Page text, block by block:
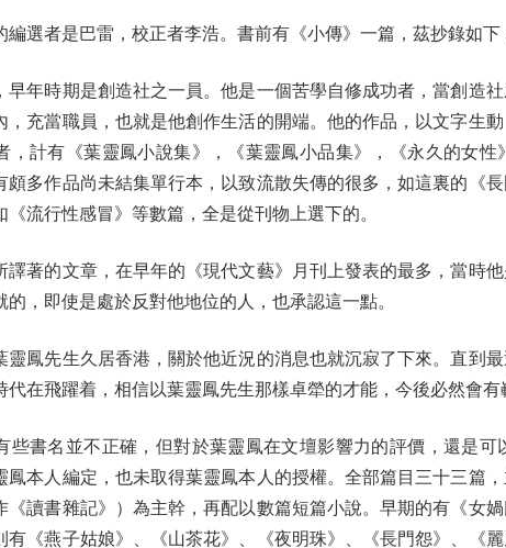
者是巴雷，校正者李浩。書前有《小傳》一篇，茲抄錄如下
時期是創造社之一員。他是一個苦學自修成功者，當創造社
，充當職員，也就是他創作生活的開端。他的作品，以文字生
，計有《葉靈鳳小說集》，《葉靈鳳小品集》，《永久的女
頗多作品尚未結集單行本，以致流散失傳的很多，如這裏的《
《流行性感冒》等數篇，全是從刊物上選下的。
的文章，在早年的《現代文藝》月刊上發表的最多，當時他
的，即使是處於反對他地位的人，也承認這一點。
先生久居香港，關於他近況的消息也就沉寂了下來。直到最
代在飛躍着，相信以葉靈鳳先生那樣卓犖的才能，今後必然會有
書名並不正確，但對於葉靈鳳在文壇影響力的評價，還是可
鳳本人編定，也未取得葉靈鳳本人的授權。全部篇目三十三篇
《讀書雜記》）為主幹，再配以數篇短篇小說。早期的有《女
有《燕子姑娘》、《山茶花》、《夜明珠》、《長門怨》、《